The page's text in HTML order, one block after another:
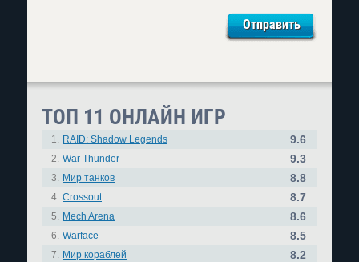
ТОП 11 ОНЛАЙН ИГР
1. RAID: Shadow Legends 9.6
2. War Thunder 9.3
3. Мир танков 8.8
4. Crossout 8.7
5. Mech Arena 8.6
6. Warface 8.5
7. Мир кораблей 8.2